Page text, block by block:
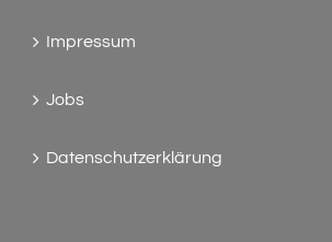
Impressum
Jobs
Datenschutzerklärung